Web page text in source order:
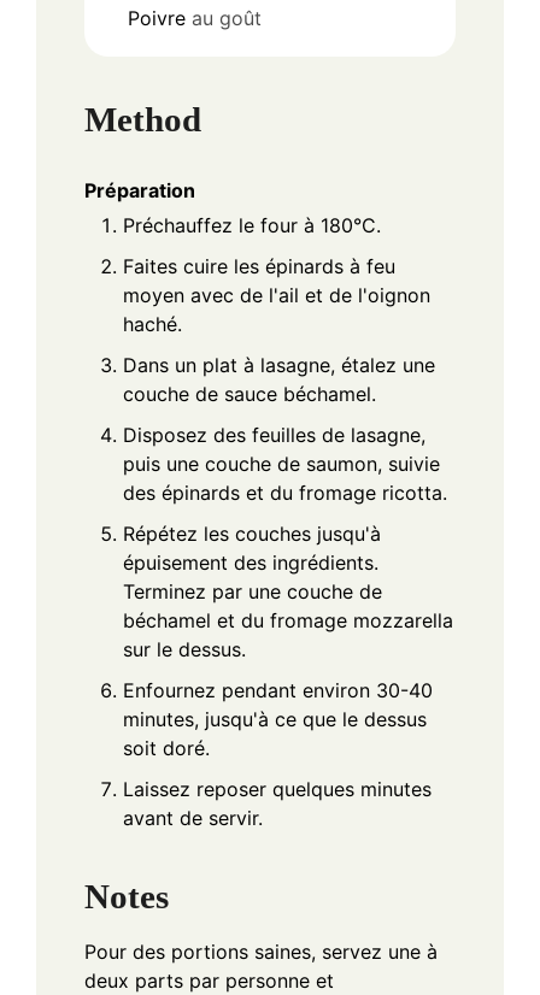
Poivre au goût
Method
Préparation
Préchauffez le four à 180°C.
Faites cuire les épinards à feu
moyen avec de l'ail et de l'oignon
haché.
Dans un plat à lasagne, étalez une
couche de sauce béchamel.
Disposez des feuilles de lasagne,
puis une couche de saumon, suivie
des épinards et du fromage ricotta.
Répétez les couches jusqu'à
épuisement des ingrédients.
Terminez par une couche de
béchamel et du fromage mozzarella
sur le dessus.
Enfournez pendant environ 30-40
minutes, jusqu'à ce que le dessus
soit doré.
Laissez reposer quelques minutes
avant de servir.
Notes
Pour des portions saines, servez une à
deux parts par personne et